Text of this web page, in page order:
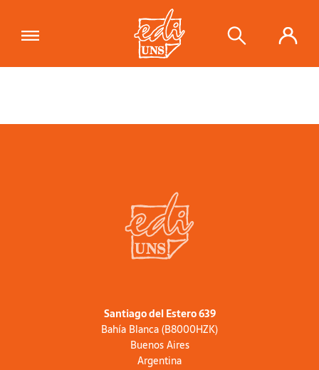
Santiago del Estero 639
Bahía Blanca (B8000HZK)
Buenos Aires
Argentina